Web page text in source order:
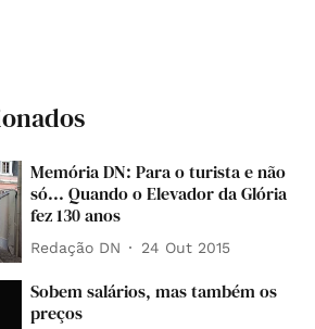
Memória DN: Para o turista e não
só... Quando o Elevador da Glória
fez 130 anos
Redação DN 24 Out 2015
Sobem salários, mas também os
preços